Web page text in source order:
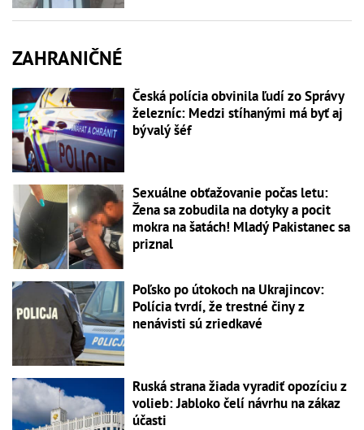
ZAHRANIČNÉ
Česká polícia obvinila ľudí zo Správy
železníc: Medzi stíhanými má byť aj
bývalý šéf
Sexuálne obťažovanie počas letu:
Žena sa zobudila na dotyky a pocit
mokra na šatách! Mladý Pakistanec sa
priznal
Poľsko po útokoch na Ukrajincov:
Polícia tvrdí, že trestné činy z
nenávisti sú zriedkavé
Ruská strana žiada vyradiť opozíciu z
volieb: Jabloko čelí návrhu na zákaz
účasti